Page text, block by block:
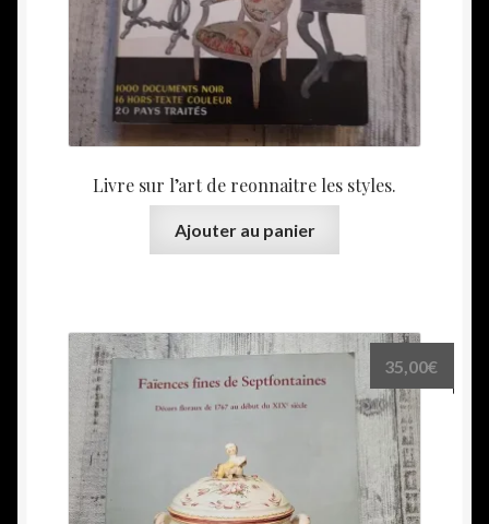
Livre sur l’art de reonnaitre les styles.
Ajouter au panier
35,00€